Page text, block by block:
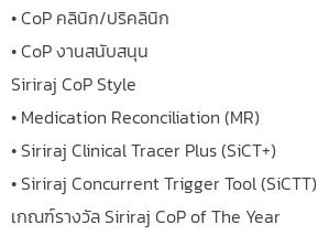
• CoP คลินิก/ปริคลินิก
• CoP งานสนับสนุน
Siriraj CoP Style
• Medication Reconciliation (MR)
• Siriraj Clinical Tracer Plus (SiCT+)
• Siriraj Concurrent Trigger Tool (SiCTT)
เกณฑ์รางวัล Siriraj CoP of The Year